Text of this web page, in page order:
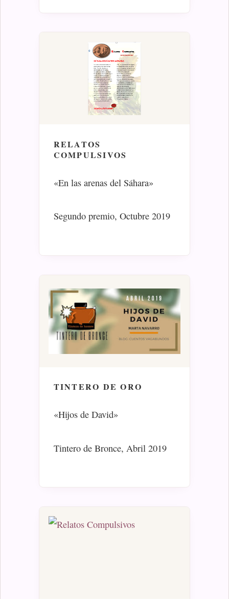
RELATOS
COMPULSIVOS
«En las arenas del Sáhara»
Segundo premio, Octubre 2019
TINTERO DE ORO
«Hijos de David»
Tintero de Bronce, Abril 2019